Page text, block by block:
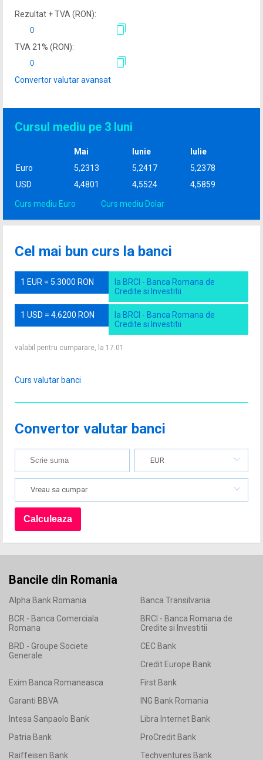
Rezultat + TVA (RON):
TVA 21% (RON):
Convertor valutar avansat
Cursul mediu pe 3 luni
Mai Iunie
Iulie
Euro
5,2313 5,2417
5,2378
USD
4,4801 4,5524 4,5859
Curs mediu Euro Curs mediu Dolar
Cel mai bun curs la banci
1 EUR = 5.3000 RON
la BRCI - Banca Romana de
Credite si Investitii
1 USD = 4.6200 RON
la BRCI - Banca Romana de
Credite si Investitii
valabil pentru cumparare, la 17.01
Curs valutar banci
Convertor valutar banci
EUR
Vreau sa cumpar
Bancile din Romania
Alpha Bank Romania
Banca Transilvania
BCR - Banca Comerciala
Romana
BRCI - Banca Romana de
Credite si Investitii
BRD - Groupe Societe
Generale
CEC Bank
Credit Europe Bank
Exim Banca Romaneasca
First Bank
Garanti BBVA
ING Bank Romania
Intesa Sanpaolo Bank
Libra Internet Bank
Patria Bank
ProCredit Bank
Raiffeisen Bank
Techventures Bank